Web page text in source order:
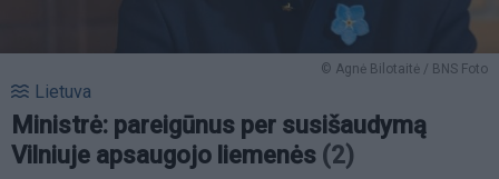
© Agnė Bilotaitė / BNS Foto
Lietuva
Ministrė: pareigūnus per susišaudymą
Vilniuje apsaugojo liemenės (2)